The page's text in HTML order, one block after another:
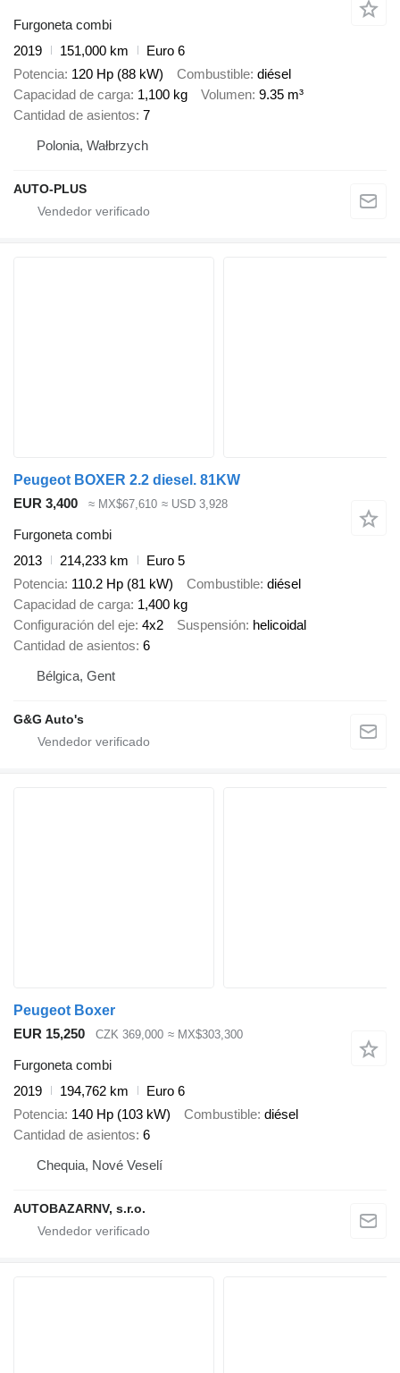
Furgoneta combi
2019
151,000 km
Euro 6
Potencia 120 Hp (88 kW) Combustible diésel
Capacidad de carga 1,100 kg Volumen 9.35 m³
Cantidad de asientos 7
Polonia, Wałbrzych
AUTO-PLUS
Peugeot BOXER 2.2 diesel. 81KW
EUR 3,400
≈ MX$67,610 ≈ USD 3,928
Furgoneta combi
2013
214,233 km
Euro 5
Potencia 110.2 Hp (81 kW) Combustible diésel
Capacidad de carga 1,400 kg
Configuración del eje 4x2 Suspensión helicoidal
Cantidad de asientos 6
Bélgica, Gent
G&G Auto's
Peugeot Boxer
EUR 15,250
CZK 369,000 ≈ MX$303,300
Furgoneta combi
2019
194,762 km
Euro 6
Potencia 140 Hp (103 kW) Combustible diésel
Cantidad de asientos 6
Chequia, Nové Veselí
AUTOBAZARNV, s.r.o.